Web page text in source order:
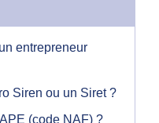
entrepreneur
Siren ou un Siret ?
(code NAF) ?